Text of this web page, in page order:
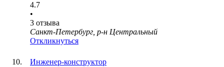
4.7
•
3 отзыва
Санкт-Петербург, р-н Центральный
Откликнуться
Инженер-конструктор